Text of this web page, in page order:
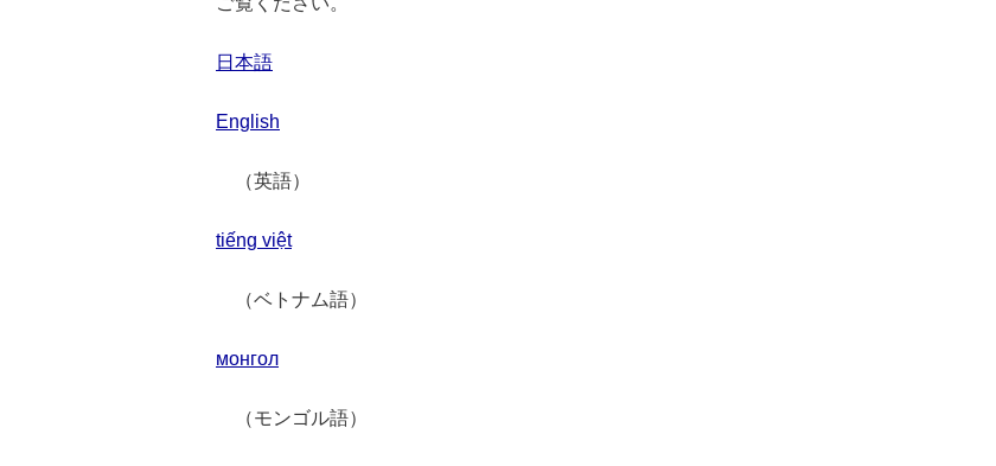
日本語
English
（英語）
tiếng việt
（ベトナム語）
монгол
（モンゴル語）